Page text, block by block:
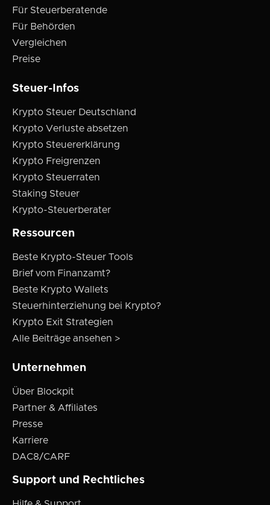
Für Steuerberatende
Für Behörden
Vergleichen
Preise
Steuer-Infos
Krypto Steuer Deutschland
Krypto Verluste absetzen
Krypto Steuererklärung
Krypto Freigrenzen
Krypto Steuerraten
Staking Steuer
Krypto-Steuerberater
Ressourcen
Beste Krypto-Steuer Tools
Brief vom Finanzamt?
Beste Krypto Wallets
Steuerhinterziehung bei Krypto?
Krypto Exit Strategien
Alle Beiträge ansehen >
Unternehmen
Über Blockpit
Partner & Affiliates
Presse
Karriere
DAC8/CARF
Support und Rechtliches